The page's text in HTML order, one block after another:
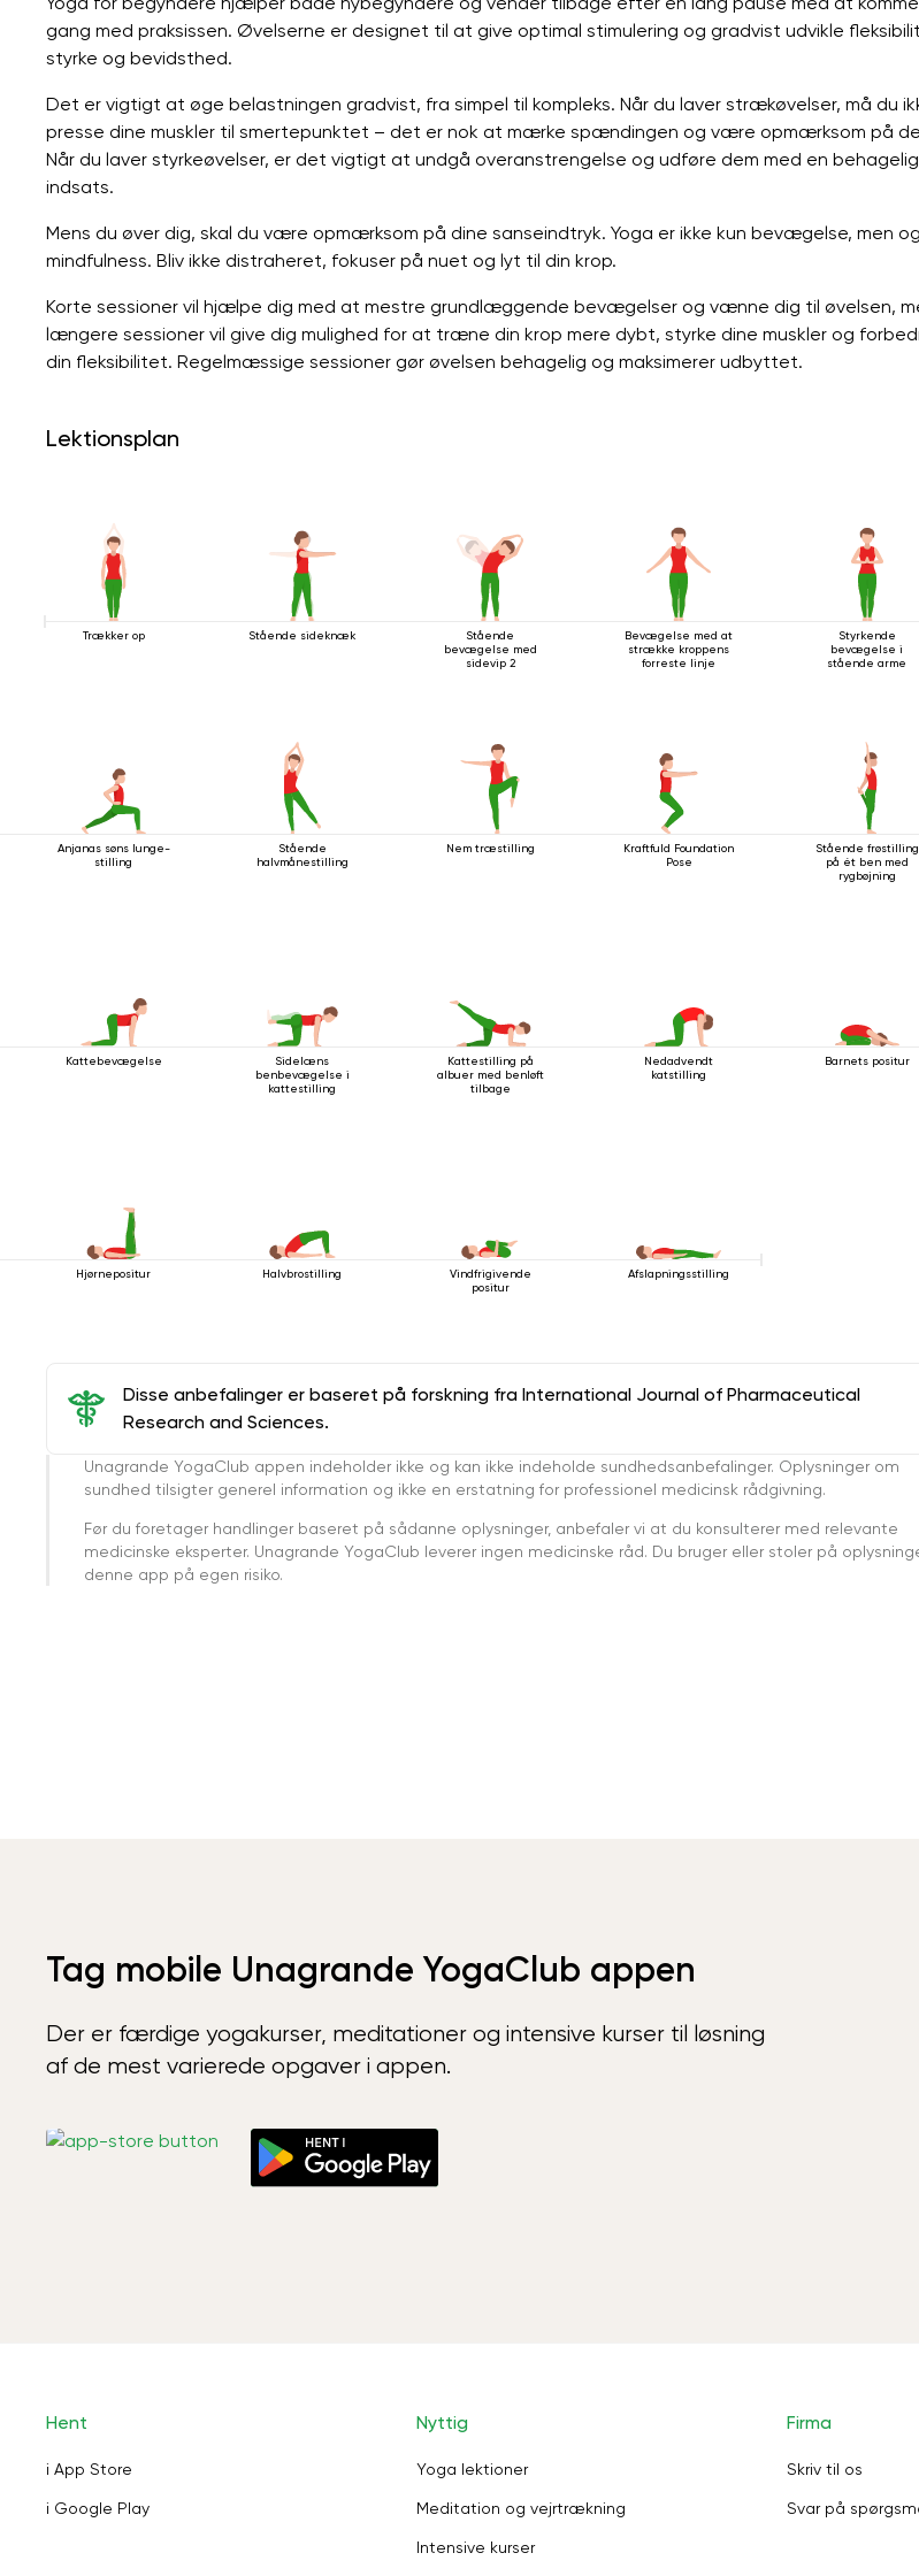
gang med praksissen. Øvelserne er designet til at give optimal stimulering og gradvist udvikle
styrke og bevidsthed.
Det er vigtigt at øge belastningen gradvist, fra simpel til kompleks. Når du laver strækøvelser, må du
presse dine muskler til smertepunktet – det er nok at mærke spændingen og være opmærksom på
Når du laver styrkeøvelser, er det vigtigt at undgå overanstrengelse og udføre dem med en behagelig
indsats.
Mens du øver dig, skal du være opmærksom på dine sanseindtryk. Yoga er ikke kun bevægelse, men
mindfulness. Bliv ikke distraheret, fokuser på nuet og lyt til din krop.
Korte sessioner vil hjælpe dig med at mestre grundlæggende bevægelser og vænne dig til øvelsen,
længere sessioner vil give dig mulighed for at træne din krop mere dybt, styrke dine muskler og
din fleksibilitet. Regelmæssige sessioner gør øvelsen behagelig og maksimerer udbyttet.
Lektionsplan
Trækker op Stående sideknæk
Stående
bevægelse med
sidevip 2
Bevægelse med at
strække kroppens
forreste linje
Styrkende
bevægelse i
stående arme
Anjanas søns lunge-
stilling
Stående
halvmånestilling
Nem træstilling
Kraftfuld Foundation
Pose
Stående frøstilling
på ét ben med
rygbøjning
Kattebevægelse
Sidelæns
benbevægelse i
kattestilling
Kattestilling på
albuer med benløft
tilbage
Nedadvendt
katstilling
Barnets positur
Hjørnepositur Halvbrostilling
Vindfrigivende
positur
Afslapningsstilling
Disse anbefalinger er baseret på forskning fra International Journal of Pharmaceutical
Research and Sciences.
Unagrande YogaClub appen indeholder ikke og kan ikke indeholde sundhedsanbefalinger. Oplysninger om
sundhed tilsigter generel information og ikke en erstatning for professionel medicinsk rådgivning.
Før du foretager handlinger baseret på sådanne oplysninger, anbefaler vi at du konsulterer med relevante
medicinske eksperter. Unagrande YogaClub leverer ingen medicinske råd. Du bruger eller stoler på
denne app på egen risiko.
Tag mobile Unagrande YogaClub appen
Der er færdige yogakurser, meditationer og intensive kurser til løsning
af de mest varierede opgaver i appen.
Hent
i App Store
i Google Play
Nyttig
Yoga lektioner
Meditation og vejrtrækning
Intensive kurser
Firma
Skriv til os
Svar på